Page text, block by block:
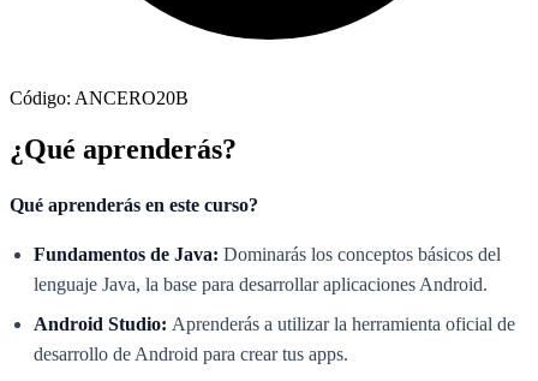
Código: ANCERO20B
¿Qué aprenderás?
Qué aprenderás en este curso?
Fundamentos de Java: Dominarás los conceptos básicos del
lenguaje Java, la base para desarrollar aplicaciones Android.
Android Studio: Aprenderás a utilizar la herramienta oficial de
desarrollo de Android para crear tus apps.